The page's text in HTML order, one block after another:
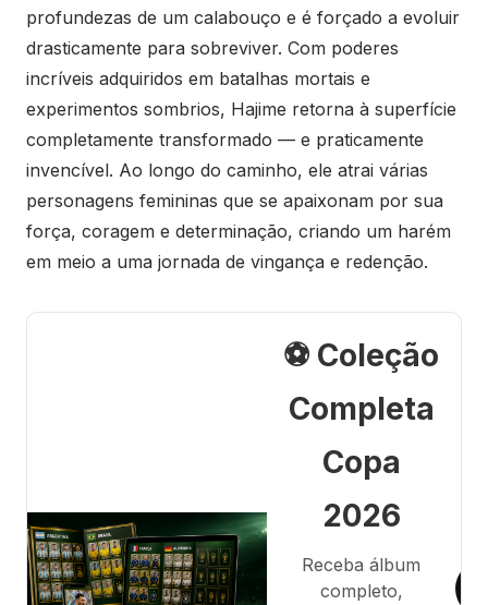
profundezas de um calabouço e é forçado a evoluir
drasticamente para sobreviver. Com poderes
incríveis adquiridos em batalhas mortais e
experimentos sombrios, Hajime retorna à superfície
completamente transformado — e praticamente
invencível. Ao longo do caminho, ele atrai várias
personagens femininas que se apaixonam por sua
força, coragem e determinação, criando um harém
em meio a uma jornada de vingança e redenção.
⚽ Coleção
Completa
Copa
2026
Receba álbum
completo,